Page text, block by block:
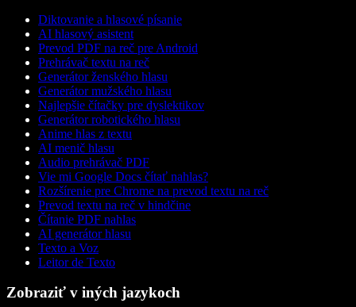
Diktovanie a hlasové písanie
AI hlasový asistent
Prevod PDF na reč pre Android
Prehrávač textu na reč
Generátor ženského hlasu
Generátor mužského hlasu
Najlepšie čítačky pre dyslektikov
Generátor robotického hlasu
Anime hlas z textu
AI menič hlasu
Audio prehrávač PDF
Vie mi Google Docs čítať nahlas?
Rozšírenie pre Chrome na prevod textu na reč
Prevod textu na reč v hindčine
Čítanie PDF nahlas
AI generátor hlasu
Texto a Voz
Leitor de Texto
Zobraziť v iných jazykoch